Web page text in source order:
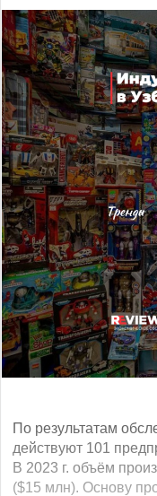
По результатам
действуют 101
В 2023 г. объём
($15 млн). Основу